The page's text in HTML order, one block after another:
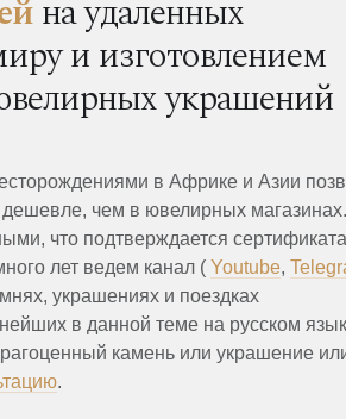
на удаленных
и изготовлением
украшений
в Африке и Азии
чем в ювелирных
что подтверждается
лет ведем канал ( Youtube,
украшениях и поездках
в данной теме на русском
камень или украшение
.